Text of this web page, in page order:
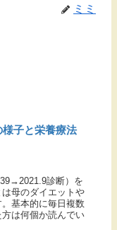
ミミ
子と栄養療法
診断）を
母のダイエットや
基本的に毎日複数
は何個か読んでい